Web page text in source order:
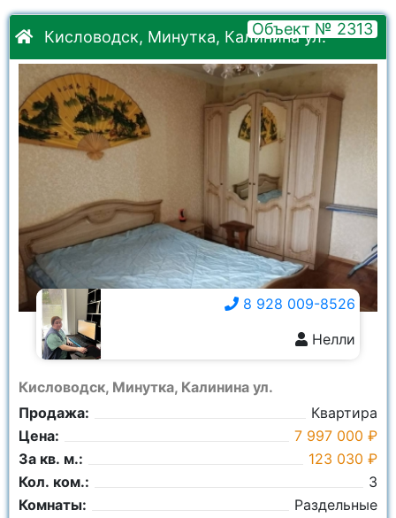
Кисловодск, Минутка, Калинина ул.
Объект № 2313
Кисловодск, Минутка, Калинина ул.
Продажа:
Квартира
Цена:
7 997 000 ₽
За кв. м.:
123 030 ₽
Кол. ком.:
3
Комнаты:
Раздельные
8 928 009-8526
Нелли